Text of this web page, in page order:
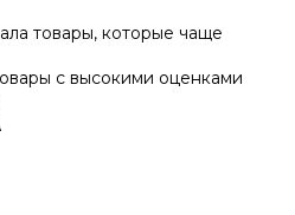
товары, которые чаще
с высокими оценками